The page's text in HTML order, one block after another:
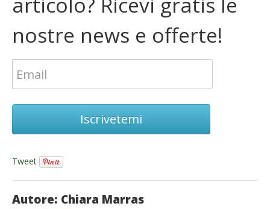
nostre news e offerte!
Iscrivetemi
Tweet
Autore: Chiara Marras